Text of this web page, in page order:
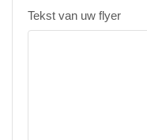
Tekst van uw flyer